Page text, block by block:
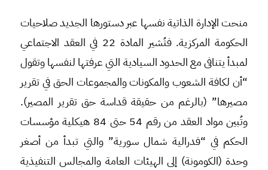
منحت الإدارة الذاتية نفسها عبر دستورها الجديد صلاحيات
الحكومة المركزية. فتُشير المادة 22 في العقد الاجتماعي
لمبدأ يتنافى مع الحدود السيادية التي عرفتها لنفسها وتقول
“أن لكافة الشعوب والمكونات والمجموعات الحق في تقرير
مصيرها” (بالرغم من حقيقة قداسة حق تقرير المصير).
وتُبين مواد العقد من رقم 54 حتى 84 هيكلية مؤسسات
الحكم في “فدرالية شمال سورية” والتي تبدأ من أصغر
وحدة (الكومونة) إلى الهيئات العامة والمجالس التنفيذية